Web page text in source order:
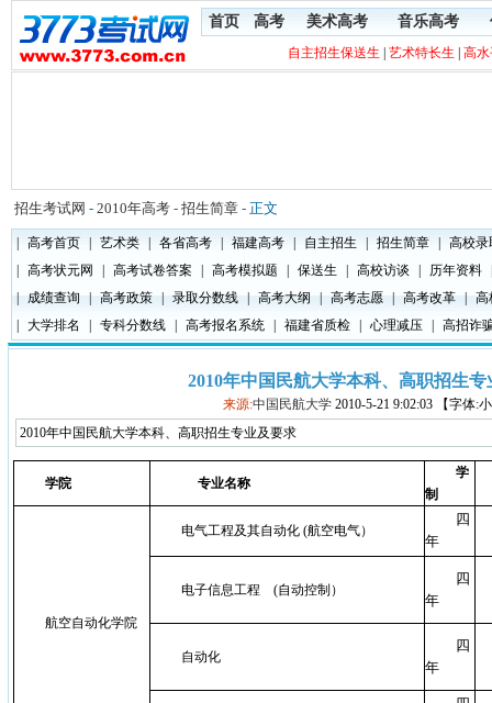
首页 高考 美术高考 音乐高考
自主招生保送生 艺术特长生 高
招生考试网 - 2010年高考 - 招生简章 - 正文
高考首页 艺术类 各省高考 福建高考 自主招生 招生简章
高校录
高考状元网 高考试卷答案 高考模拟题 保送生 高校访谈 历年资料
成绩查询 高考政策 录取分数线 高考大纲 高考志愿 高考改革
高
大学排名 专科分数线 高考报名系统 福建省质检 心理减压 高招诈
2010年中国民航大学本科、高职招生专
来源:中国民航大学 2010-5-21 9:02:03 【字体:
2010年中国民航大学本科、高职招生专业及要求
学院 专业名称
学
制
航空自动化学院
电气工程及其自动化 (航空电气）
四
年
电子信息工程 (自动控制）
四
年
自动化
四
年